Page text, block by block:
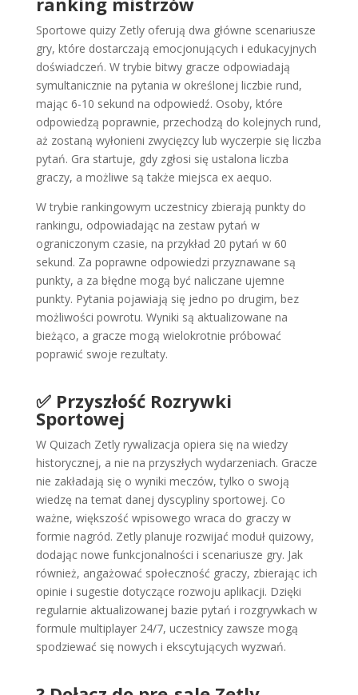
Sportowe quizy Zetly oferują dwa główne scenariusze
gry, które dostarczają emocjonujących i edukacyjnych
doświadczeń. W trybie bitwy gracze odpowiadają
symultanicznie na pytania w określonej liczbie rund,
mając 6-10 sekund na odpowiedź. Osoby, które
odpowiedzą poprawnie, przechodzą do kolejnych rund,
aż zostaną wyłonieni zwycięzcy lub wyczerpie się liczba
pytań. Gra startuje, gdy zgłosi się ustalona liczba
graczy, a możliwe są także miejsca ex aequo.
W trybie rankingowym uczestnicy zbierają punkty do
rankingu, odpowiadając na zestaw pytań w
ograniczonym czasie, na przykład 20 pytań w 60
sekund. Za poprawne odpowiedzi przyznawane są
punkty, a za błędne mogą być naliczane ujemne
punkty. Pytania pojawiają się jedno po drugim, bez
możliwości powrotu. Wyniki są aktualizowane na
bieżąco, a gracze mogą wielokrotnie próbować
poprawić swoje rezultaty.
✅ Przyszłość Rozrywki
Sportowej
W Quizach Zetly rywalizacja opiera się na wiedzy
historycznej, a nie na przyszłych wydarzeniach. Gracze
nie zakładają się o wyniki meczów, tylko o swoją
wiedzę na temat danej dyscypliny sportowej. Co
ważne, większość wpisowego wraca do graczy w
formie nagród. Zetly planuje rozwijać moduł quizowy,
dodając nowe funkcjonalności i scenariusze gry. Jak
również, angażować społeczność graczy, zbierając ich
opinie i sugestie dotyczące rozwoju aplikacji. Dzięki
regularnie aktualizowanej bazie pytań i rozgrywkach w
formule multiplayer 24/7, uczestnicy zawsze mogą
spodziewać się nowych i ekscytujących wyzwań.